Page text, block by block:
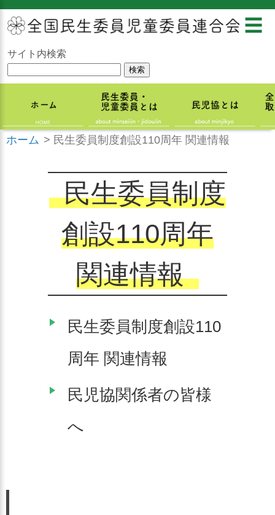
☰
サイト内検索
ホーム > 民生委員制度創設110周年 関連情報
民生委員制度
創設110周年
関連情報
民生委員制度創設110
周年 関連情報
民児協関係者の皆様
へ